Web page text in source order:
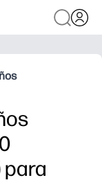
para